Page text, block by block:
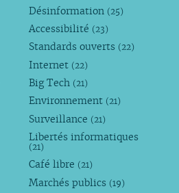
Désinformation (25)
Accessibilité (23)
Standards ouverts (22)
Internet (22)
Big Tech (21)
Environnement (21)
Surveillance (21)
Libertés informatiques
(21)
Café libre (21)
Marchés publics (19)